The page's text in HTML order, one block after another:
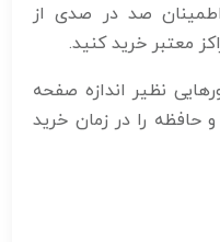
اطمینان صد در صدی از
معتبر خرید کنید.
نظیر اندازه صفحه
و حافظه را در زمان خرید